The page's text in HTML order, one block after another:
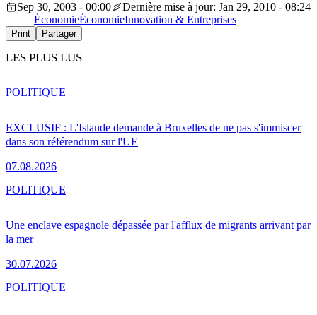
Sep 30, 2003 - 00:00
Dernière mise à jour: Jan 29, 2010 - 08:24
ÉconomieÉconomieInnovation & Entreprises
Print Partager
LES PLUS LUS
EXCLUSIF : L'Islande demande à Bruxelles de ne pas s'immiscer
dans son référendum sur l'UE
07.08.2026
POLITIQUE
Une enclave espagnole dépassée par l'afflux de migrants arrivant par
la mer
30.07.2026
POLITIQUE
POLITIQUE